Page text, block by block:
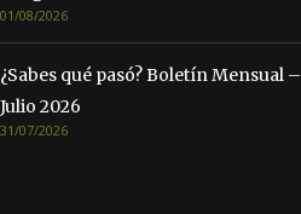
01/08/2026
¿Sabes qué pasó? Boletín Mensual –
Julio 2026
31/07/2026